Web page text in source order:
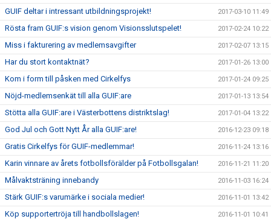
GUIF deltar i intressant utbildningsprojekt! 2017-03-10 11:49
Rösta fram GUIF:s vision genom Visionsslutspelet! 2017-02-24 10:22
Miss i fakturering av medlemsavgifter 2017-02-07 13:15
Har du stort kontaktnät? 2017-01-26 13:00
Kom i form till påsken med Cirkelfys 2017-01-24 09:25
Nöjd-medlemsenkät till alla GUIF:are 2017-01-13 13:54
Stötta alla GUIF:are i Västerbottens distriktslag! 2017-01-04 13:22
God Jul och Gott Nytt År alla GUIF:are! 2016-12-23 09:18
Gratis Cirkelfys för GUIF-medlemmar! 2016-11-24 13:16
Karin vinnare av årets fotbollsförälder på Fotbollsgalan! 2016-11-21 11:20
Målvaktsträning innebandy 2016-11-03 16:24
Stärk GUIF:s varumärke i sociala medier! 2016-11-01 13:42
Köp supportertröja till handbollslagen! 2016-11-01 10:41